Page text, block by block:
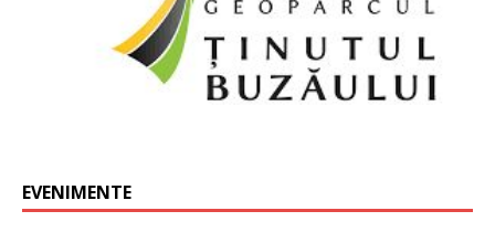
EVENIMENTE